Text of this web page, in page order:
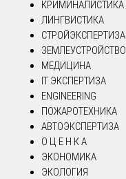
КРИМИНАЛИСТИКА
ЛИНГВИСТИКА
СТРОЙЭКСПЕРТИЗА
ЗЕМЛЕУСТРОЙСТВО
МЕДИЦИНА
IT ЭКСПЕРТИЗА
ENGINEERING
ПОЖАРОТЕХНИКА
АВТОЭКСПЕРТИЗА
О Ц Е Н К А
ЭКОНОМИКА
ЭКОЛОГИЯ